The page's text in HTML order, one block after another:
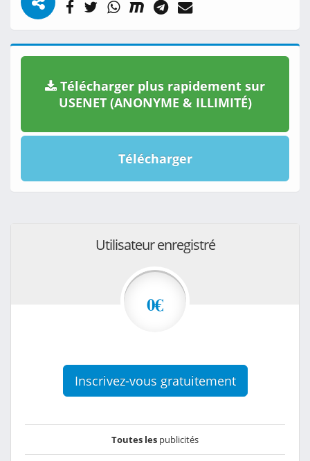
Télécharger plus rapidement sur
USENET (ANONYME & ILLIMITÉ)
Télécharger
Utilisateur enregistré
0€
Inscrivez-vous gratuitement
Toutes les publicités